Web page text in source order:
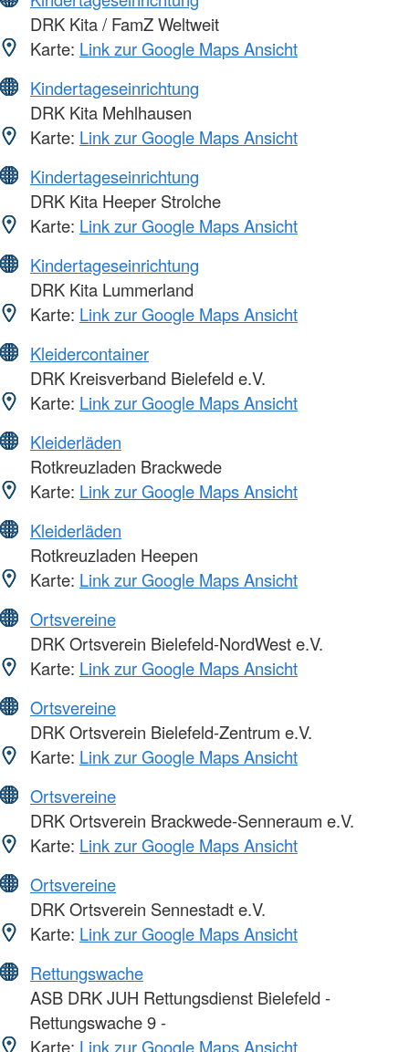
DRK Kita / FamZ Weltweit
Karte: Link zur Google Maps Ansicht
Kindertageseinrichtung
DRK Kita Mehlhausen
Karte: Link zur Google Maps Ansicht
Kindertageseinrichtung
DRK Kita Heeper Strolche
Karte: Link zur Google Maps Ansicht
Kindertageseinrichtung
DRK Kita Lummerland
Karte: Link zur Google Maps Ansicht
Kleidercontainer
DRK Kreisverband Bielefeld e.V.
Karte: Link zur Google Maps Ansicht
Kleiderläden
Rotkreuzladen Brackwede
Karte: Link zur Google Maps Ansicht
Kleiderläden
Rotkreuzladen Heepen
Karte: Link zur Google Maps Ansicht
Ortsvereine
DRK Ortsverein Bielefeld-NordWest e.V.
Karte: Link zur Google Maps Ansicht
Ortsvereine
DRK Ortsverein Bielefeld-Zentrum e.V.
Karte: Link zur Google Maps Ansicht
Ortsvereine
DRK Ortsverein Brackwede-Senneraum e.V.
Karte: Link zur Google Maps Ansicht
Ortsvereine
DRK Ortsverein Sennestadt e.V.
Karte: Link zur Google Maps Ansicht
Rettungswache
ASB DRK JUH Rettungsdienst Bielefeld -
Rettungswache 9 -
Karte: Link zur Google Maps Ansicht